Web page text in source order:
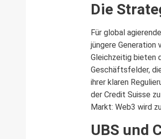
Die
Für global
jüngere
Gleichzeitig bieten
Geschäftsfelder,
ihrer klaren
der Credit Suisse
Markt: Web3 wird
UBS und